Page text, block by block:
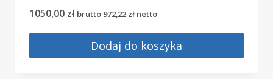
1050,00 zł brutto 972,22 zł netto
Dodaj do koszyka